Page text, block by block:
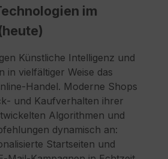
im
Künstliche Intelligenz und
in vielfältiger Weise das
Moderne Shops
und Kaufverhalten ihrer
Algorithmen und
dynamisch an:
Startseiten und